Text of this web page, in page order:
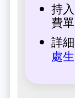
持
費
詳
處